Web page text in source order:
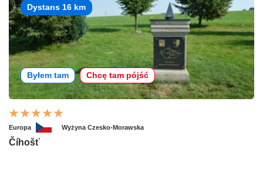
Dystans 16 km
Byłem tam Chcę tam pójść
Europa Wyżyna Czesko-Morawska
Číhošť